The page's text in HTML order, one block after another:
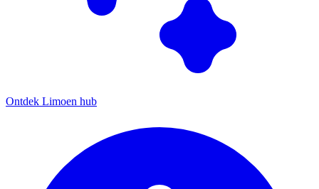
Ontdek Limoen hub